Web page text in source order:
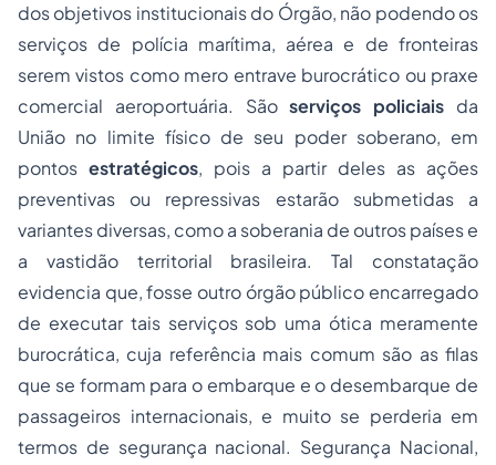
dos objetivos institucionais do Órgão, não podendo os
serviços de polícia marítima, aérea e de fronteiras
serem vistos como mero entrave burocrático ou praxe
comercial aeroportuária. Sãoserviços policiais da
União no limite físico de seu poder soberano, em
pontos estratégicos, pois a partir deles as ações
preventivas ou repressivas estarão submetidas a
variantes diversas, como a soberania de outros países e
a vastidão territorial brasileira. Tal constatação
evidencia que, fosse outro órgão público encarregado
de executar tais serviços sob uma ótica meramente
burocrática, cuja referência mais comum são as filas
que se formam para o embarque e o desembarque de
passageiros internacionais, e muito se perderia em
termos de segurança nacional. Segurança Nacional,